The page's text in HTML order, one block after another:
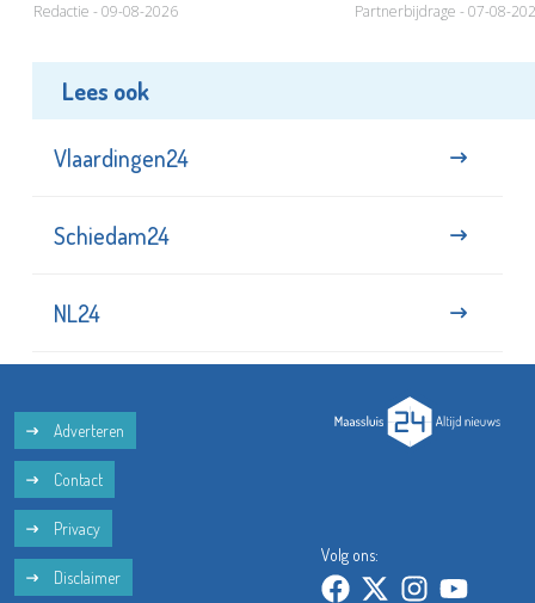
Redactie - 09-08-2026 Partnerbijdrage - 07-08-
Lees ook
Vlaardingen24
Schiedam24
NL24
Adverteren
Contact
Privacy
Disclaimer
Volg ons: